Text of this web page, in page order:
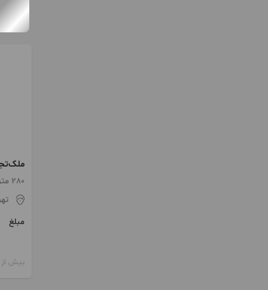
280 متر / ساخت 1385
مبلغ
بیش از 12 ماه پیش